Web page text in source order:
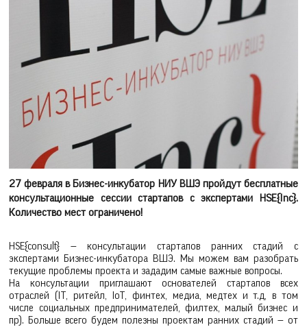
27 февраля в Бизнес-инкубатор НИУ ВШЭ пройдут бесплатные
консультационные сессии стартапов с экспертами HSE{Inc}.
Количество мест ограничено!
HSE{consult} — консультации стартапов ранних стадий с
экспертами Бизнес-инкубатора ВШЭ. Мы можем вам разобрать
текущие проблемы проекта и зададим самые важные вопросы.
На консультации приглашают основателей стартапов всех
отраслей (IT, ритейл, IoT, финтех, медиа, медтех и т.д, в том
числе социальных предпринимателей, филтех, малый бизнес и
пр). Больше всего будем полезны проектам ранних стадий — от